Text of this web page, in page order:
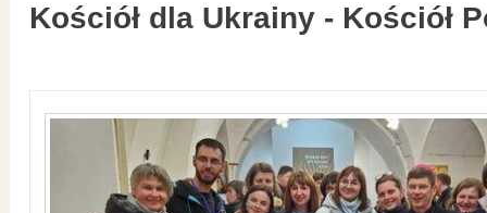
Kościół dla Ukrainy - Kościół